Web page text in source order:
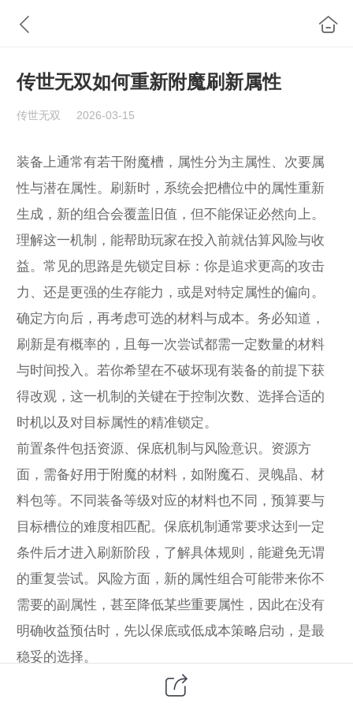
传世无双如何重新附魔刷新属性
传世无双 2026-03-15
装备上通常有若干附魔槽，属性分为主属性、次要属
性与潜在属性。刷新时，系统会把槽位中的属性重新
生成，新的组合会覆盖旧值，但不能保证必然向上。
理解这一机制，能帮助玩家在投入前就估算风险与收
益。常见的思路是先锁定目标：你是追求更高的攻击
力、还是更强的生存能力，或是对特定属性的偏向。
确定方向后，再考虑可选的材料与成本。务必知道，
刷新是有概率的，且每一次尝试都需一定数量的材料
与时间投入。若你希望在不破坏现有装备的前提下获
得改观，这一机制的关键在于控制次数、选择合适的
时机以及对目标属性的精准锁定。
前置条件包括资源、保底机制与风险意识。资源方
面，需备好用于附魔的材料，如附魔石、灵魄晶、材
料包等。不同装备等级对应的材料也不同，预算要与
目标槽位的难度相匹配。保底机制通常要求达到一定
条件后才进入刷新阶段，了解具体规则，能避免无谓
的重复尝试。风险方面，新的属性组合可能带来你不
需要的副属性，甚至降低某些重要属性，因此在没有
明确收益预估时，先以保底或低成本策略启动，是最
稳妥的选择。
小标题2：资源规划与风险控制在动手前，建立一个清